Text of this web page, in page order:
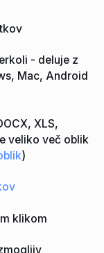
- deluje z
Mac, Android
XLS,
veliko več oblik
)
klikom